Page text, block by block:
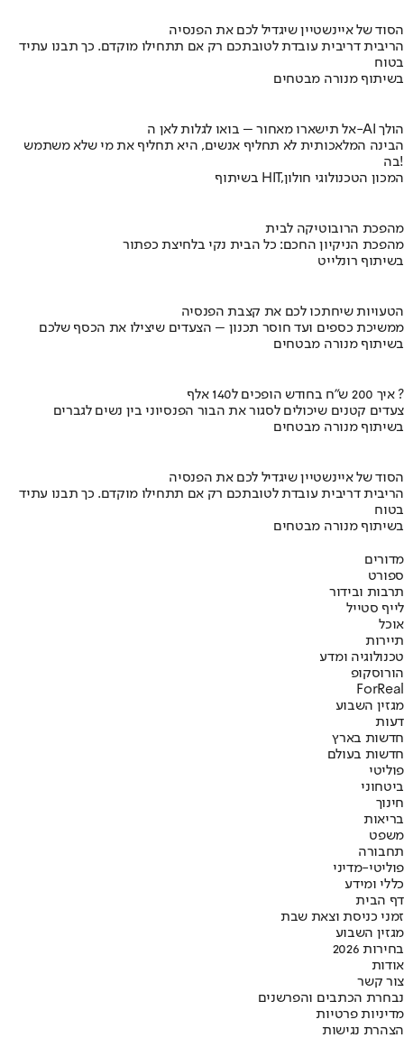
הסוד של איינשטיין שיגדיל לכם את הפנסיה
הריבית דריבית עובדת לטובתכם רק אם תתחילו מוקדם. כך תבנו עתיד
בטוח
בשיתוף מנורה מבטחים
אל תישארו מאחור – בואו לגלות לאן ה-AI הולך
הבינה המלאכותית לא תחליף אנשים, היא תחליף את מי שלא משתמש
בה!
בשיתוף HIT,המכון הטכנולוגי חולון
מהפכת הרובוטיקה לבית
מהפכת הניקיון החכם: כל הבית נקי בלחיצת כפתור
בשיתוף רונלייט
הטעויות שיחתכו לכם את קצבת הפנסיה
ממשיכת כספים ועד חוסר תכנון – הצעדים שיצילו את הכסף שלכם
בשיתוף מנורה מבטחים
איך 200 ש"ח בחודש הופכים ל140 אלף ?
צעדים קטנים שיכולים לסגור את הבור הפנסיוני בין נשים לגברים
בשיתוף מנורה מבטחים
הסוד של איינשטיין שיגדיל לכם את הפנסיה
הריבית דריבית עובדת לטובתכם רק אם תתחילו מוקדם. כך תבנו עתיד
בטוח
בשיתוף מנורה מבטחים
מדורים
ספורט
תרבות ובידור
לייף סטייל
אוכל
תיירות
טכנולוגיה ומדע
הורוסקופ
ForReal
מגזין השבוע
דעות
חדשות בארץ
חדשות בעולם
פוליטי
ביטחוני
חינוך
בריאות
משפט
תחבורה
פוליטי-מדיני
כללי ומידע
דף הבית
זמני כניסת וצאת שבת
מגזין השבוע
בחירות 2026
אודות
צור קשר
נבחרת הכתבים והפרשנים
מדיניות פרטיות
הצהרת נגישות